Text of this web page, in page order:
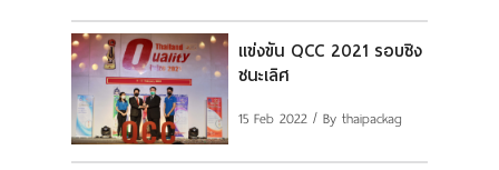
แข่งขัน QCC 2021 รอบชิง
ชนะเลิศ
15 Feb 2022 / By thaipackag